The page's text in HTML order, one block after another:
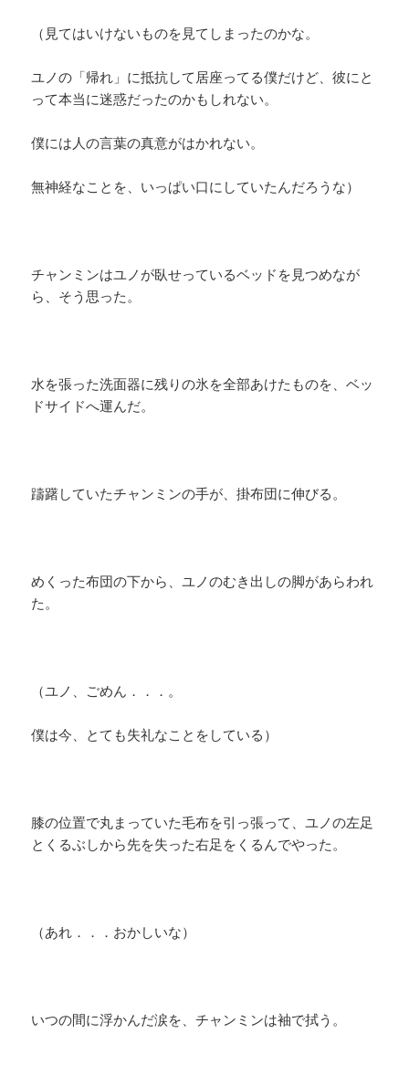
（見てはいけないものを見てしまったのかな。
ユノの「帰れ」に抵抗して居座ってる僕だけど、彼にと
って本当に迷惑だったのかもしれない。
僕には人の言葉の真意がはかれない。
無神経なことを、いっぱい口にしていたんだろうな）
チャンミンはユノが臥せっているベッドを見つめなが
ら、そう思った。
水を張った洗面器に残りの氷を全部あけたものを、ベッ
ドサイドへ運んだ。
躊躇していたチャンミンの手が、掛布団に伸びる。
めくった布団の下から、ユノのむき出しの脚があらわれ
た。
（ユノ、ごめん．．．。
僕は今、とても失礼なことをしている）
膝の位置で丸まっていた毛布を引っ張って、ユノの左足
とくるぶしから先を失った右足をくるんでやった。
（あれ．．．おかしいな）
いつの間に浮かんだ涙を、チャンミンは袖で拭う。